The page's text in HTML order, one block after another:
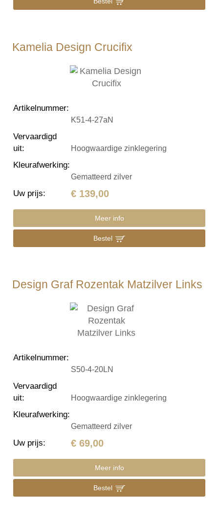
Kamelia Design Crucifix
Artikelnummer:
K51-4-27aN
Vervaardigd
uit: Hoogwaardige zinklegering
Kleurafwerking:
Gematteerd zilver
Uw prijs: € 139,00
Meer info
Bestel
Design Graf Rozentak Matzilver Links
Artikelnummer:
S50-4-20LN
Vervaardigd
uit: Hoogwaardige zinklegering
Kleurafwerking:
Gematteerd zilver
Uw prijs: € 69,00
Meer info
Bestel